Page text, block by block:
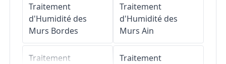
Traitement
d'Humidité des
Murs Bordes
Traitement
Traitement
d'Humidité des
Murs Ain
Traitement